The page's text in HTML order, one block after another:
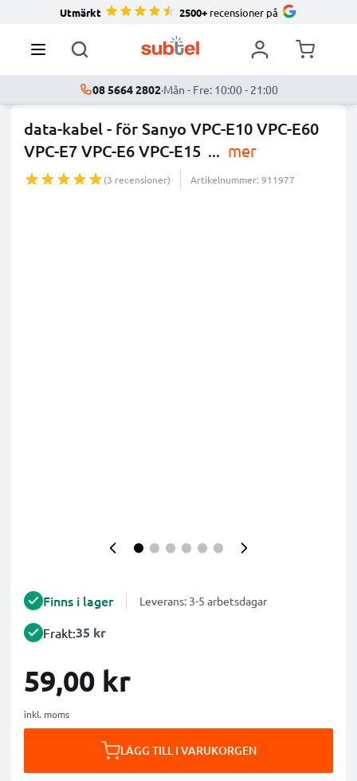
Utmärkt 2500+ recensioner på
08 5664 2802·Mån - Fre: 10:00 - 21:00
data-kabel - för Sanyo VPC-E10 VPC-E60
VPC-E7 VPC-E6 VPC-E15 ... mer
(3 recensioner) Artikelnummer: 911977
Finns i lager Leverans: 3-5 arbetsdagar
Frakt:35 kr
59,00 kr
inkl. moms
LÄGG TILL I VARUKORGEN